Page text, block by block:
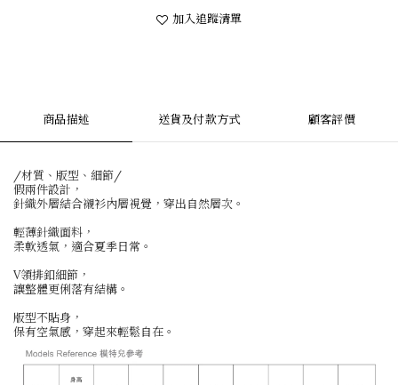
加入追蹤清單
商品描述 送貨及付款方式 顧客評價
/材質、版型、細節/
假兩件設計，
針織外層結合襯衫內層視覺，穿出自然層次。
輕薄針織面料，
柔軟透氣，適合夏季日常。
V領排釦細節，
讓整體更俐落有結構。
版型不貼身，
保有空氣感，穿起來輕鬆自在。